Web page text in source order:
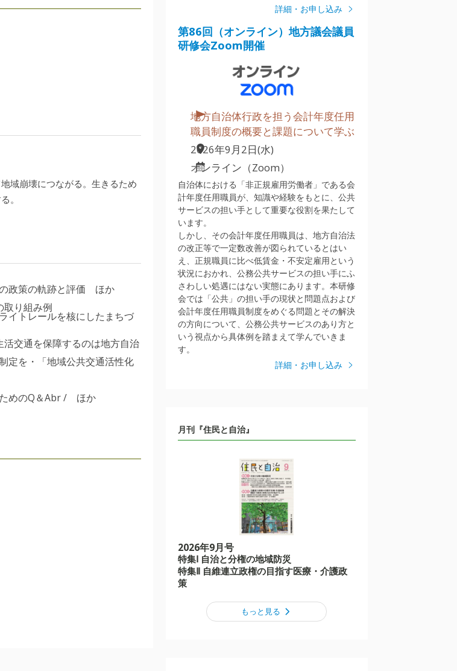
域崩壊につながる。生きるため
。
政策の軌跡と評価 ほか
り組み例
イトレールを核にしたまちづ
交通を保障するのは地方自治
定を・「地域公共交通活性化
めのQ＆Abr / ほか
詳細・お申し込み
第86回（オンライン）地方議会議員
研修会Zoom開催
地方自治体行政を担う会計年度任用
職員制度の概要と課題について学ぶ
2026年9月2日(水)
オンライン（Zoom）
自治体における「非正規雇用労働者」である会
計年度任用職員が、知識や経験をもとに、公共
サービスの担い手として重要な役割を果たして
います。
しかし、その会計年度任用職員は、地方自治法
の改正等で一定数改善が図られているとはい
え、正規職員に比べ低賃金・不安定雇用という
状況におかれ、公務公共サービスの担い手にふ
さわしい処遇にはない実態にあります。本研修
会では「公共」の担い手の現状と問題点および
会計年度任用職員制度をめぐる問題とその解決
の方向について、公務公共サービスのあり方と
いう視点から具体例を踏まえて学んでいきま
す。
詳細・お申し込み
月刊『住民と自治』
2026年9月号
特集Ⅰ 自治と分権の地域防災
特集Ⅱ 自維連立政権の目指す医療・介護政
策
もっと見る